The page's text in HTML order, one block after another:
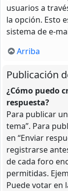
usuarios a
la opción. Esto
sistema de e-
Arriba
Publicación
¿Cómo puedo
respuesta?
Para publicar
tema”. Para
en “Enviar
registrarse
de cada foro
permitidas.
Puede votar en